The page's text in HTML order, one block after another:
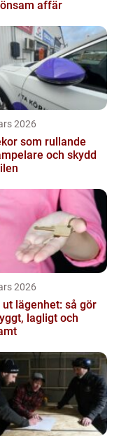
affär
2026
som rullande
och skydd
2026
ut lägenhet: så gör
lagligt och